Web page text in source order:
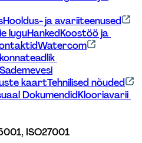
Hooldus- ja avariiteenused
luguHankedKoostöö ja
Watercom
Sademevesi
kaartTehnilised nõuded
DokumendidKlooriavarii
ISO27001